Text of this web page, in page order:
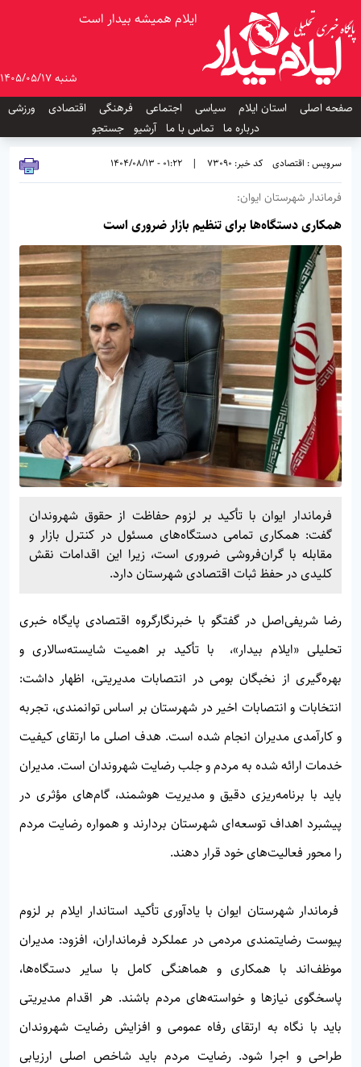
ایلام همیشه بیدار است
شنبه 1405/05/17
صفحه اصلی
استان ایلام سیاسی اجتماعی فرهنگی اقتصادی
ورزشی
درباره ما تماس با ما آرشیو جستجو
سرویس : اقتصادی کد خبر: 73090 |
01:22 - 1404/08/13
فرماندار شهرستان ایوان:
همکاری دستگاه‌ها برای تنظیم بازار ضروری است
فرماندار ایوان با تأکید بر لزوم حفاظت از حقوق شهروندان
گفت: همکاری تمامی دستگاه‌های مسئول در کنترل بازار و
مقابله با گران‌فروشی ضروری است، زیرا این اقدامات نقش
کلیدی در حفظ ثبات اقتصادی شهرستان دارد.
رضا شریفی‌اصل در گفتگو با خبرنگارگروه اقتصادی پایگاه خبری
تحلیلی «ایلام بیدار»، با تأکید بر اهمیت شایسته‌سالاری و
بهره‌گیری از نخبگان بومی در انتصابات مدیریتی، اظهار داشت:
انتخابات و انتصابات اخیر در شهرستان بر اساس توانمندی، تجربه
و کارآمدی مدیران انجام شده است. هدف اصلی ما ارتقای کیفیت
خدمات ارائه شده به مردم و جلب رضایت شهروندان است. مدیران
باید با برنامه‌ریزی دقیق و مدیریت هوشمند، گام‌های مؤثری در
پیشبرد اهداف توسعه‌ای شهرستان بردارند و همواره رضایت مردم
را محور فعالیت‌های خود قرار دهند.
فرماندار شهرستان ایوان با یادآوری تأکید استاندار ایلام بر لزوم
پیوست رضایتمندی مردمی در عملکرد فرمانداران، افزود: مدیران
موظف‌اند با همکاری و هماهنگی کامل با سایر دستگاه‌ها،
پاسخگوی نیازها و خواسته‌های مردم باشند. هر اقدام مدیریتی
باید با نگاه به ارتقای رفاه عمومی و افزایش رضایت شهروندان
طراحی و اجرا شود. رضایت مردم باید شاخص اصلی ارزیابی